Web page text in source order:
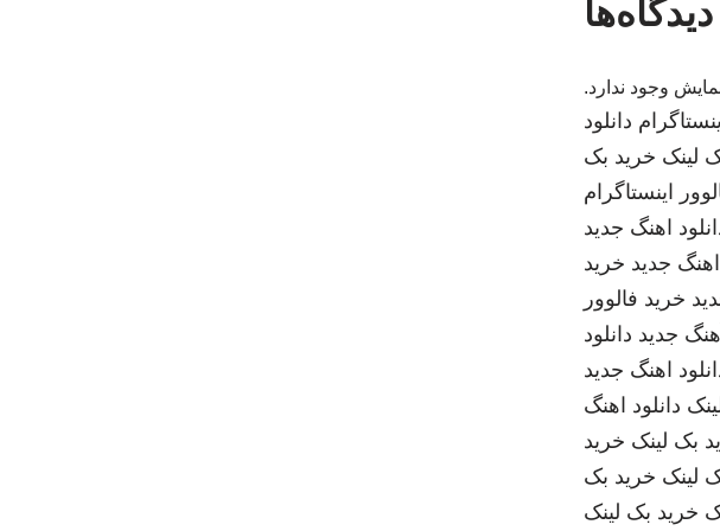
وجود ندارد.
دانلود
لینک خرید بک
اینستاگرام
اهنگ جدید
اهنگ جدید خرید
خرید فالوور
جدید دانلود
اهنگ جدید
دانلود اهنگ
بک لینک خرید
لینک خرید بک
خرید بک لینک